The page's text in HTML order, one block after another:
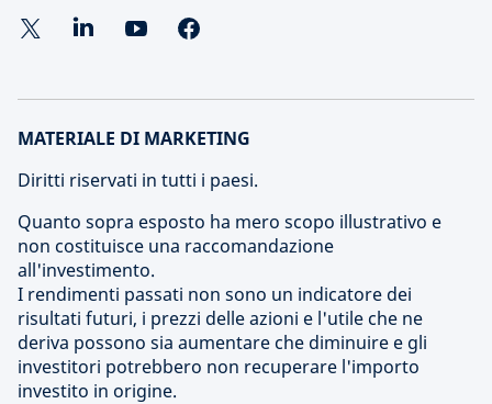
MATERIALE DI MARKETING
Diritti riservati in tutti i paesi.
Quanto sopra esposto ha mero scopo illustrativo e
non costituisce una raccomandazione
all'investimento.
I rendimenti passati non sono un indicatore dei
risultati futuri, i prezzi delle azioni e l'utile che ne
deriva possono sia aumentare che diminuire e gli
investitori potrebbero non recuperare l'importo
investito in origine.